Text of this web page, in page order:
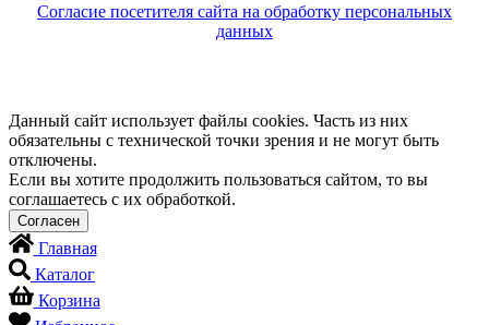
Согласие посетителя сайта на обработку персональных
данных
Данный сайт использует файлы cookies. Часть из них
обязательны с технической точки зрения и не могут быть
отключены.
Если вы хотите продолжить пользоваться сайтом, то вы
соглашаетесь с их обработкой.
Главная
Каталог
Корзина